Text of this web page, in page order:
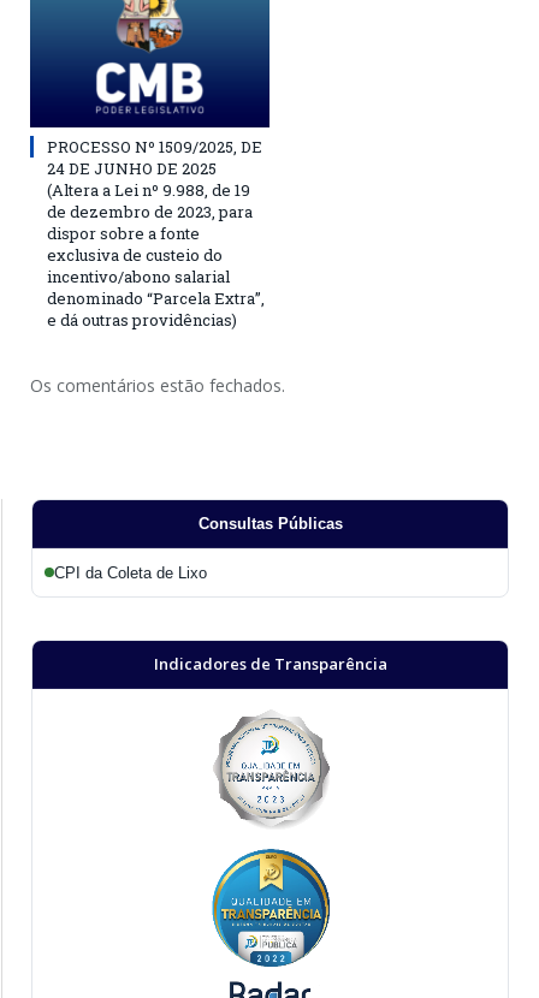
PROCESSO Nº 1509/2025, DE
24 DE JUNHO DE 2025
(Altera a Lei nº 9.988, de 19
de dezembro de 2023, para
dispor sobre a fonte
exclusiva de custeio do
incentivo/abono salarial
denominado “Parcela Extra”,
e dá outras providências)
Os comentários estão fechados.
Consultas Públicas
CPI da Coleta de Lixo
Indicadores de Transparência